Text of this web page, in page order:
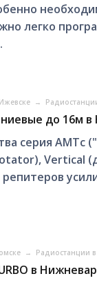
легко
→
до 16м в
серия АМТc
Vertical
репитеров
→ Радиостанции
в